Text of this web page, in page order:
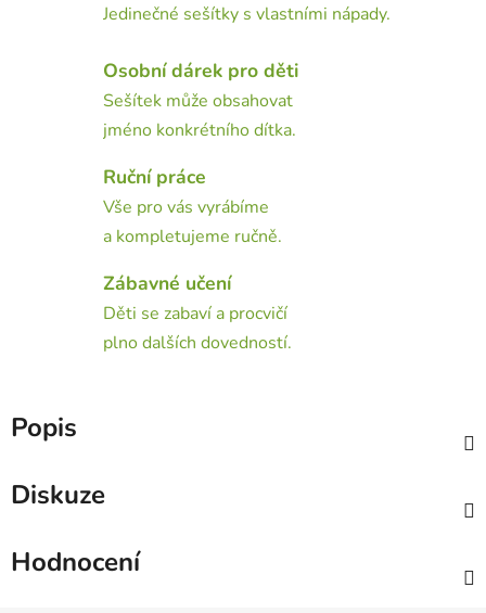
Jedinečné sešítky s vlastními nápady.
Osobní dárek pro děti
Sešítek může obsahovat
jméno konkrétního dítka.
Ruční práce
Vše pro vás vyrábíme
a kompletujeme ručně.
Zábavné učení
Děti se zabaví a procvičí
plno dalších dovedností.
Popis
Diskuze
Hodnocení